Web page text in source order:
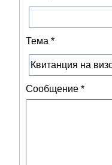
Тема *
Сообщение *